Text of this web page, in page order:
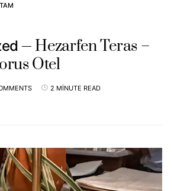
Hezarfen Teras –
Otel
2 MINUTE READ